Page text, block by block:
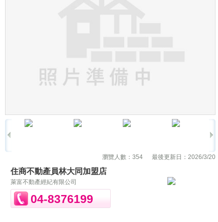
瀏覽人數： 354 最後更新日： 2026/3/20
住商不動產員林大同加盟店
萊富不動產經紀有限公司
04-8376199